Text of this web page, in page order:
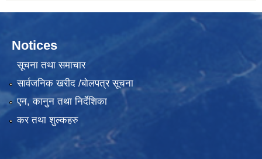
Notices
सूचना तथा समाचार
सार्वजनिक खरीद /बोलपत्र सूचना
एन, कानुन तथा निर्देशिका
कर तथा शुल्कहरु